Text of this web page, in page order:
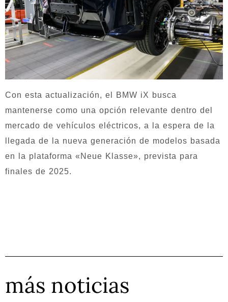
Con esta actualización, el BMW iX busca
mantenerse como una opción relevante dentro del
mercado de vehículos eléctricos, a la espera de la
llegada de la nueva generación de modelos basada
en la plataforma «Neue Klasse», prevista para
finales de 2025.
más noticias